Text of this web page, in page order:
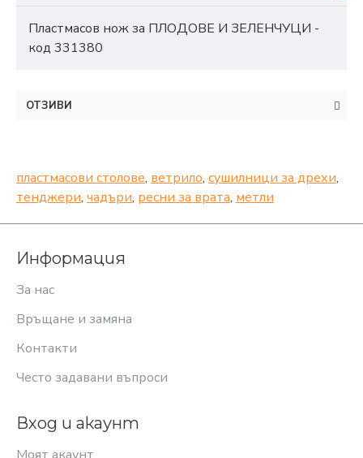
Пластмасов нож за ПЛОДОВЕ И ЗЕЛЕНЧУЦИ -
код 331380
ОТЗИВИ
пластмасови столове, ветрило, сушилници за дрехи,
тенджери, чадъри, ресни за врата, метли
Информация
За нас
Връщане и замяна
Контакти
Често задавани въпроси
Вход и акаунт